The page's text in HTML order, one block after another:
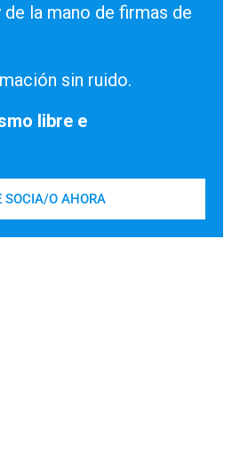
la mano de firmas de
sin ruido.
libre e
SOCIA/O AHORA